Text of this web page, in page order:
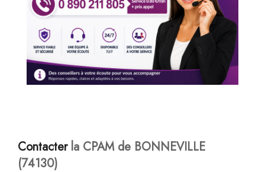
Contacterla CPAM de BONNEVILLE
(74130)